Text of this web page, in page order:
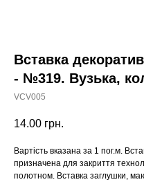
Вставка
- №319. Вузька,
VCV005
14.00 грн.
Вартість вказана за 1 пог.м.
призначена для закриття
полотном. Вставка заглушки,